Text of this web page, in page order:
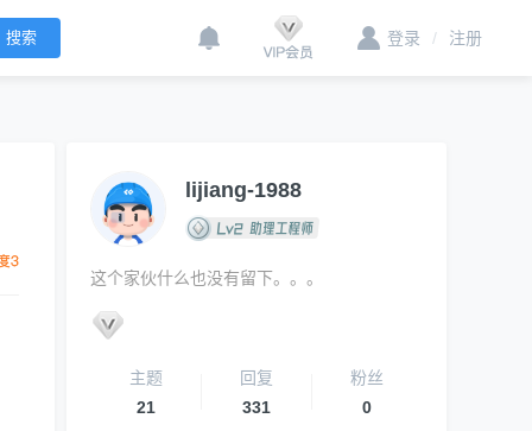
登录 / 注册
lijiang-1988
这个家伙什么也没有留下。。。
主题
21
回复
331
粉丝
0